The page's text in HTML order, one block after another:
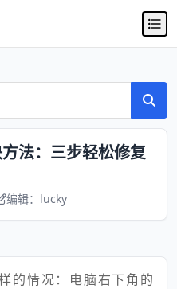
法：三步轻松修复
编辑：lucky
的情况：电脑右下角的